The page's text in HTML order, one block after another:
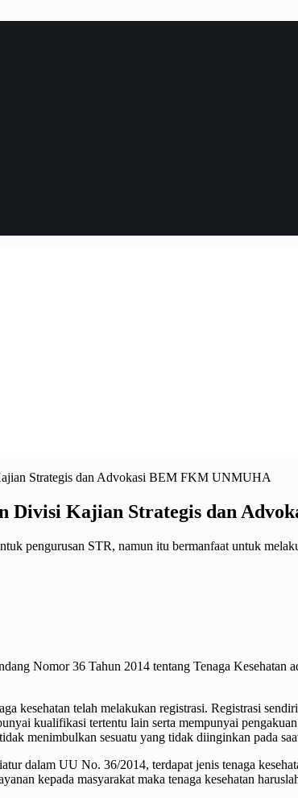
Divisi Kajian Strategis dan
pengurusan STR, namun itu bermanfaat untuk
Nomor 36 Tahun 2014 tentang Tenaga
kesehatan telah melakukan registrasi. Registrasi
kualifikasi tertentu lain serta mempunyai
menimbulkan sesuatu yang tidak diinginkan pada
dalam UU No. 36/2014, terdapat jenis tenaga
kepada masyarakat maka tenaga kesehatan